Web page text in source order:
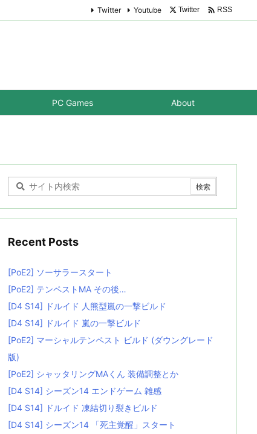
PC Games About
Twitter Youtube Twitter  RSS
Recent Posts
[PoE2] ソーサラースタート
[PoE2] テンペストMA その後…
[D4 S14] ドルイド 人熊型嵐の一撃ビルド
[D4 S14] ドルイド 嵐の一撃ビルド
[PoE2] マーシャルテンペスト ビルド (ダウングレード
版)
[PoE2] シャッタリングMAくん 装備調整とか
[D4 S14] シーズン14 エンドゲーム 雑感
[D4 S14] ドルイド 凍結切り裂きビルド
[D4 S14] シーズン14 「死主覚醒」スタート